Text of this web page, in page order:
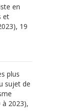
en
et
19
plus
sujet de
à 2023),